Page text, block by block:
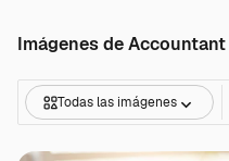
Imágenes de Accountant
Todas las imágenes